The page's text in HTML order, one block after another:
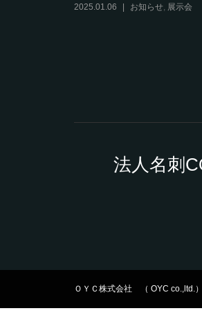
2025.01.06 お知らせ 展示会
法人名刺
ＯＹＣ株式会社 （ OYC co.,ltd.